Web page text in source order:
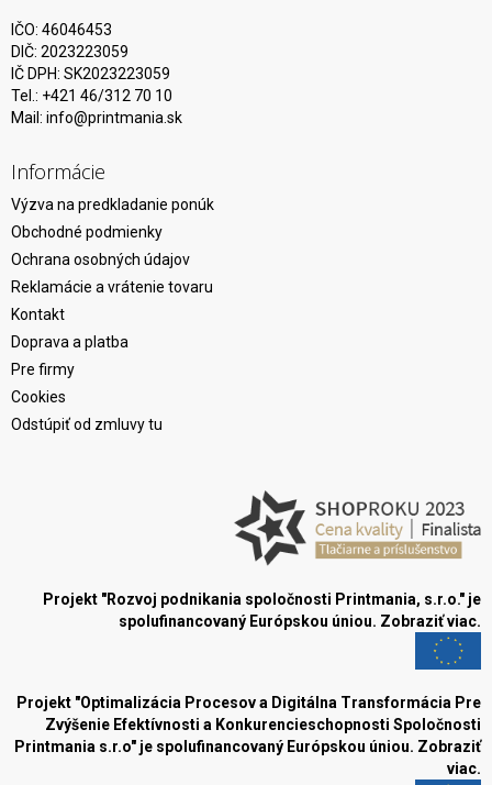
IČO: 46046453
DIČ: 2023223059
IČ DPH: SK2023223059
Tel.: +421 46/312 70 10
Mail: info@printmania.sk
Informácie
Výzva na predkladanie ponúk
Obchodné podmienky
Ochrana osobných údajov
Reklamácie a vrátenie tovaru
Kontakt
Doprava a platba
Pre firmy
Cookies
Odstúpiť od zmluvy tu
Projekt "Rozvoj podnikania spoločnosti Printmania, s.r.o." je
spolufinancovaný Európskou úniou. Zobraziť viac.
Projekt "Optimalizácia Procesov a Digitálna Transformácia Pre
Zvýšenie Efektívnosti a Konkurencieschopnosti Spoločnosti
Printmania s.r.o" je spolufinancovaný Európskou úniou. Zobraziť
viac.